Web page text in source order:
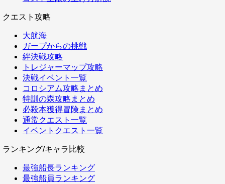
クエスト攻略
大航海
ガープからの挑戦
絆決戦攻略
トレジャーマップ攻略
決戦イベント一覧
コロシアム攻略まとめ
特訓の森攻略まとめ
必殺本獲得冒険まとめ
通常クエスト一覧
イベントクエスト一覧
ランキング/キャラ比較
最強船長ランキング
最強船員ランキング